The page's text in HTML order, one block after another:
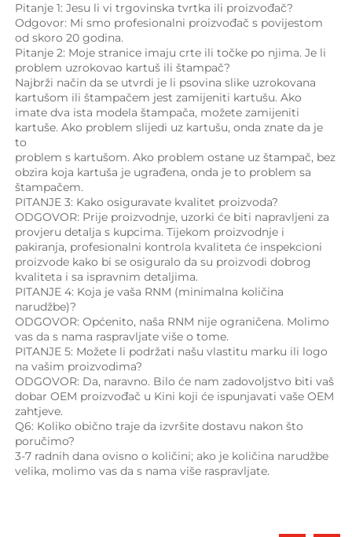
Pitanje 1: Jesu li vi trgovinska tvrtka ili proizvođač?
Odgovor: Mi smo profesionalni proizvođač s povijestom
od skoro 20 godina.
Pitanje 2: Moje stranice imaju crte ili točke po njima. Je li
problem uzrokovao kartuš ili štampač?
Najbrži način da se utvrdi je li psovina slike uzrokovana
kartušom ili štampačem jest zamijeniti kartušu. Ako
imate dva ista modela štampača, možete zamijeniti
kartuše. Ako problem slijedi uz kartušu, onda znate da je
to
problem s kartušom. Ako problem ostane uz štampač, bez
obzira koja kartuša je ugrađena, onda je to problem sa
štampačem.
PITANJE 3: Kako osiguravate kvalitet proizvoda?
ODGOVOR: Prije proizvodnje, uzorki će biti napravljeni za
provjeru detalja s kupcima. Tijekom proizvodnje i
pakiranja, profesionalni kontrola kvaliteta će inspekcioni
proizvode kako bi se osiguralo da su proizvodi dobrog
kvaliteta i sa ispravnim detaljima.
PITANJE 4: Koja je vaša RNM (minimalna količina
narudžbe)?
ODGOVOR: Općenito, naša RNM nije ograničena. Molimo
vas da s nama raspravljate više o tome.
PITANJE 5: Možete li podržati našu vlastitu marku ili logo
na vašim proizvodima?
ODGOVOR: Da, naravno. Bilo će nam zadovoljstvo biti vaš
dobar OEM proizvođač u Kini koji će ispunjavati vaše OEM
zahtjeve.
Q6: Koliko obično traje da izvršite dostavu nakon što
poručimo?
3-7 radnih dana ovisno o količini; ako je količina narudžbe
velika, molimo vas da s nama više raspravljate.